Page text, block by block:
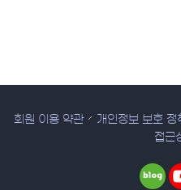
회원 이용 약관 개인정보 보호 정
접근